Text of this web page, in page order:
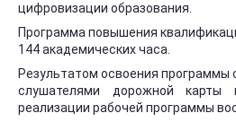
цифровизации образования.
Программа повышения
144 академических часа.
Результатом освоения программы
слушателями дорожной
реализации рабочей программы